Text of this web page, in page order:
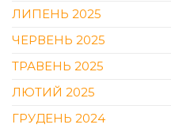
ЛИПЕНЬ 2025
ЧЕРВЕНЬ 2025
ТРАВЕНЬ 2025
ЛЮТИЙ 2025
ГРУДЕНЬ 2024